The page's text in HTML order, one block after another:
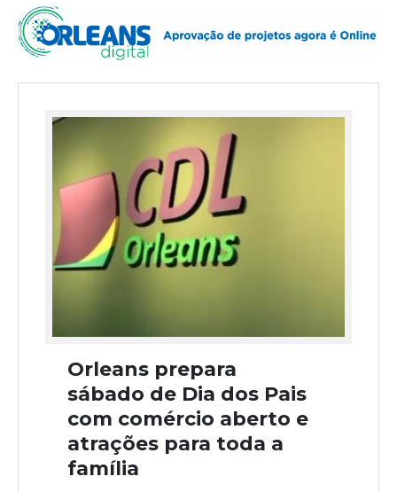
Orleans prepara
sábado de Dia dos Pais
com comércio aberto e
atrações para toda a
família